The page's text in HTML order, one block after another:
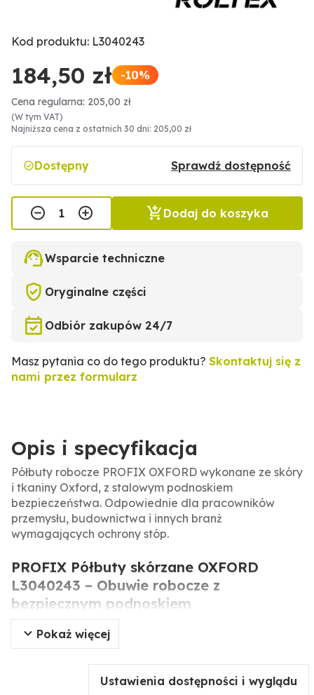
Kod produktu: L3040243
184,50 zł -10%
Cena regularna: 205,00 zł
(W tym VAT)
Najniższa cena z ostatnich 30 dni: 205,00 zł
Dostępny Sprawdź dostępność
Dodaj do koszyka
Wsparcie techniczne
Oryginalne części
Odbiór zakupów 24/7
Masz pytania co do tego produktu? Skontaktuj się z
nami przez formularz
Opis i specyfikacja
Półbuty robocze PROFIX OXFORD wykonane ze skóry
i tkaniny Oxford, z stalowym podnoskiem
bezpieczeństwa. Odpowiednie dla pracowników
przemysłu, budownictwa i innych branż
wymagających ochrony stóp.
PROFIX Półbuty skórzane OXFORD
L3040243 – Obuwie robocze z
bezpiecznym podnoskiem
Półbuty robocze PROFIX model OXFORD to solidne
obuwie ochronne łączące skórę i tkaninę Oxford.
Wyposażone w stalowy podnosek bezpieczeństwa,
chroniący palce przed uderzeniami do 200 J. Idealne
Pokaż więcej
Ustawienia dostępności i wyglądu